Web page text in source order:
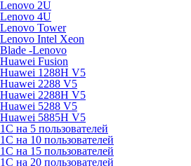
Lenovo 2U
Lenovo 4U
Lenovo Tower
Lenovo Intel Xeon
Blade -Lenovo
Huawei Fusion
Huawei 1288H V5
Huawei 2288 V5
Huawei 2288H V5
Huawei 5288 V5
Huawei 5885H V5
1С на 5 пользователей
1С на 10 пользователей
1С на 15 пользователей
1С на 20 пользователей